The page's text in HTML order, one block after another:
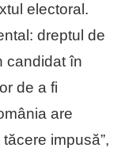
electoral.
dreptul de
candidat în
de a fi
are
impusă”,